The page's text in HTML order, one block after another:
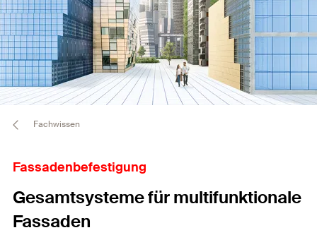
Fachwissen
Fassadenbefestigung
Gesamtsysteme für multifunktionale
Fassaden